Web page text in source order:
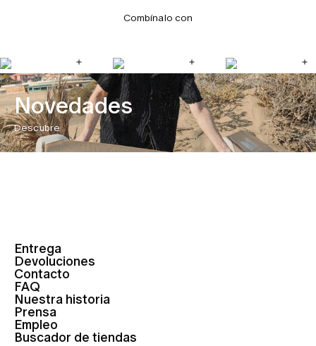
Combínalo con
Novedades
Descubre
Entrega
Devoluciones
Contacto
FAQ
Nuestra historia
Prensa
Empleo
Buscador de tiendas